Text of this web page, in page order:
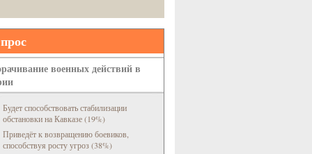
военных действий в
Будет способствовать стабилизации
обстановки на Кавказе (19%)
Приведёт к возвращению боевиков,
способствуя росту угроз (38%)